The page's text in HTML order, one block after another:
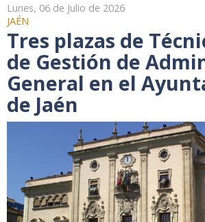
Lunes, 06 de Julio de 2026
JAÉN
Tres plazas de
de Gestión de
General en el
de Jaén